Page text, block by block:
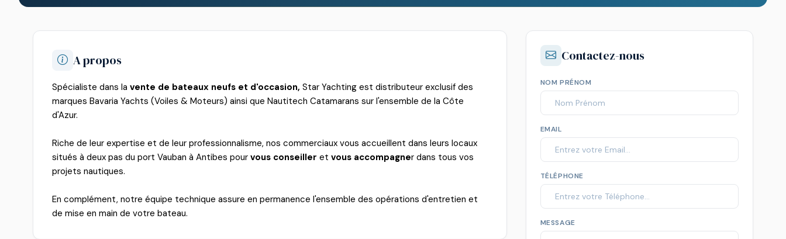
A propos
Spécialiste dans la vente de bateaux neufs et d'occasion, Star Yachting est distributeur exclusif des
marques Bavaria Yachts (Voiles & Moteurs) ainsi que Nautitech Catamarans sur l'ensemble de la Côte
d'Azur.
Riche de leur expertise et de leur professionnalisme, nos commerciaux vous accueillent dans leurs locaux
situés à deux pas du port Vauban à Antibes pour vous conseiller et vous accompagner dans tous vos
projets nautiques.
En complément, notre équipe technique assure en permanence l'ensemble des opérations d'entretien et
de mise en main de votre bateau.
Contactez-nous
NOM PRÉNOM
EMAIL
TÉLÉPHONE
MESSAGE